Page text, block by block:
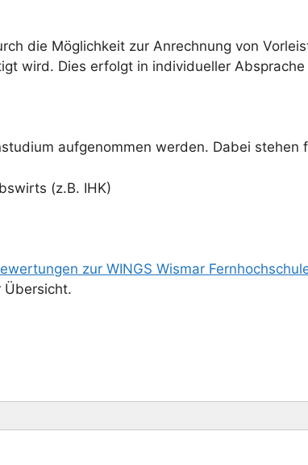
die Möglichkeit zur Anrechnung von
wird. Dies erfolgt in individueller
aufgenommen werden. Dabei
(z.B. IHK)
zur WINGS Wismar
Übersicht.